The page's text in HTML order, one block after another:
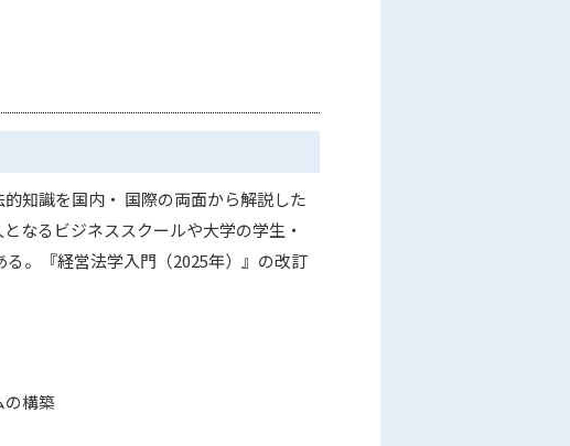
知識を国内・ 国際の両面から解説した
なるビジネススクールや大学の学生・
。『経営法学入門（2025年）』の改訂
構築